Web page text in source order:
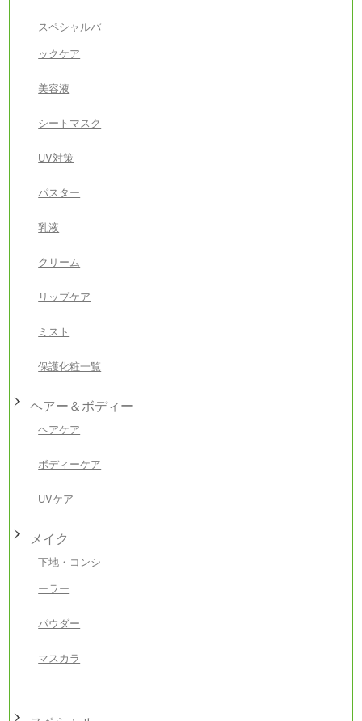
スペシャルパ
ックケア
美容液
シートマスク
UV対策
パスター
乳液
クリーム
リップケア
ミスト
保護化粧一覧
ヘアー＆ボディー
ヘアケア
ボディーケア
UVケア
メイク
下地・コンシ
ーラー
パウダー
マスカラ